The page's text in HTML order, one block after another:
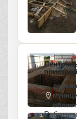
Работы